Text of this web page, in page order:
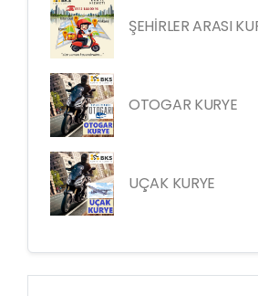
ŞEHİRLER ARASI
OTOGAR KURYE
UÇAK KURYE